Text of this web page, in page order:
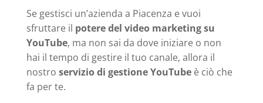
Se gestisci un’azienda a Piacenza e vuoi
sfruttare il potere del video marketing su
YouTube, ma non sai da dove iniziare o non
hai il tempo di gestire il tuo canale, allora il
nostro servizio di gestione YouTubeè ciò che
fa per te.